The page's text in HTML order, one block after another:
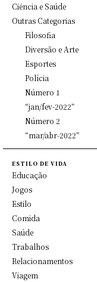
Ciência e Saúde
Outras Categorias
Filosofia
Diversão e Arte
Esportes
Polícia
Número 1
“jan/fev-2022”
Número 2
“mar/abr-2022”
ESTILO DE VIDA
Educação
Jogos
Estilo
Comida
Saúde
Trabalhos
Relacionamentos
Viagem